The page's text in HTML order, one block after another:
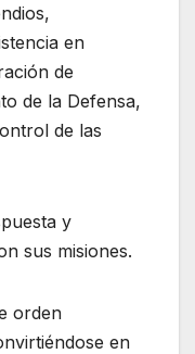
en
de
de la Defensa,
de las
y
sus misiones.
orden
en